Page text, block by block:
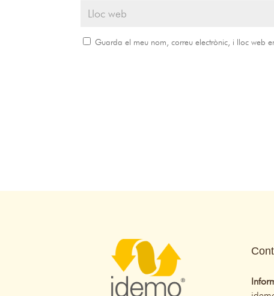
Guarda el meu nom, correu electrònic, i lloc web